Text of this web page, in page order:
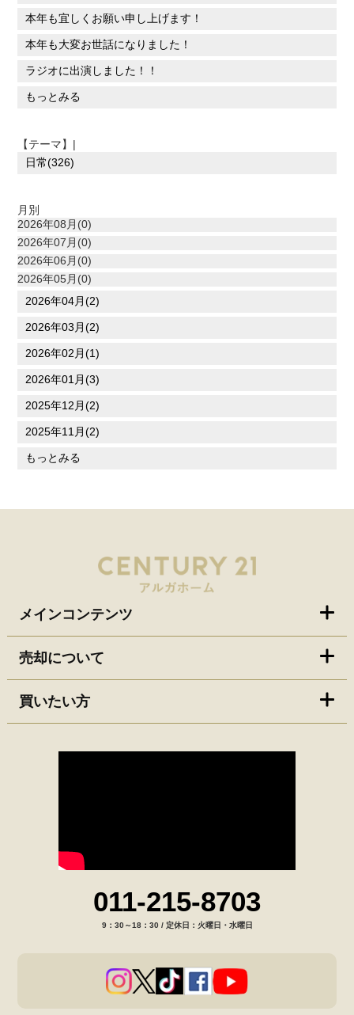
本年も宜しくお願い申し上げます！
本年も大変お世話になりました！
ラジオに出演しました！！
もっとみる
【テーマ】|
日常(326)
月別
2026年08月(0)
2026年07月(0)
2026年06月(0)
2026年05月(0)
2026年04月(2)
2026年03月(2)
2026年02月(1)
2026年01月(3)
2025年12月(2)
2025年11月(2)
もっとみる
メインコンテンツ
売却について
買いたい方
011-215-8703
9：30～18：30 / 定休日：火曜日・水曜日